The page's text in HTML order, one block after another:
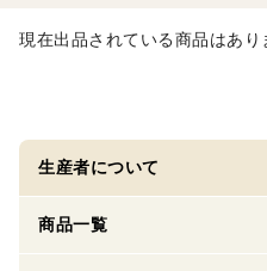
現在出品されている商品はあり
生産者について
商品一覧